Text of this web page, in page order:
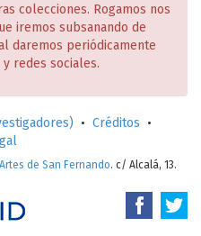
colecciones. Rogamos nos
iremos subsanando de
daremos periódicamente
redes sociales.
• Créditos •
de San Fernando. c/ Alcalá, 13.